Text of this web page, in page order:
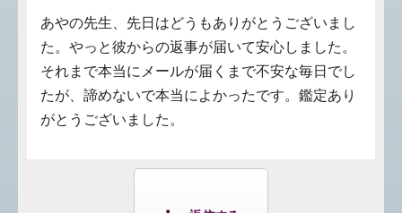
あやの先生、先日はどうもありがとうございまし
た。やっと彼からの返事が届いて安心しました。
それまで本当にメールが届くまで不安な毎日でし
たが、諦めないで本当によかったです。鑑定あり
がとうございました。